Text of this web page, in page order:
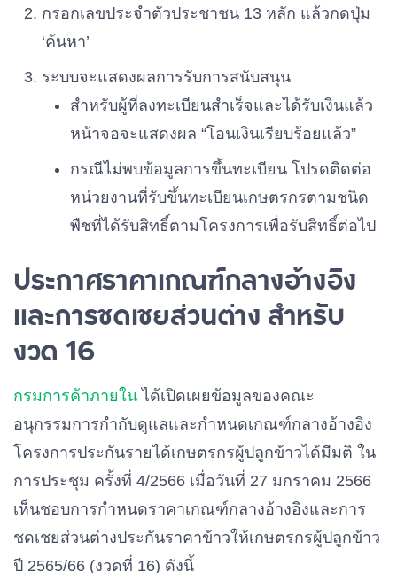
กรอกเลขประจำตัวประชาชน 13 หลัก แล้วกดปุ่ม
‘ค้นหา’
ระบบจะแสดงผลการรับการสนับสนุน
สำหรับผู้ที่ลงทะเบียนสำเร็จและได้รับเงินแล้ว
หน้าจอจะแสดงผล “โอนเงินเรียบร้อยแล้ว”
กรณีไม่พบข้อมูลการขึ้นทะเบียน โปรดติดต่อ
หน่วยงานที่รับขึ้นทะเบียนเกษตรกรตามชนิด
พืชที่ได้รับสิทธิ์ตามโครงการเพื่อรับสิทธิ์ต่อไป
ประกาศราคาเกณฑ์กลางอ้างอิง
และการชดเชยส่วนต่าง สำหรับ
งวด 16
กรมการค้าภายใน ได้เปิดเผยข้อมูลของคณะ
อนุกรรมการกำกับดูแลและกำหนดเกณฑ์กลางอ้างอิง
โครงการประกันรายได้เกษตรกรผู้ปลูกข้าวได้มีมติ ใน
การประชุม ครั้งที่ 4/2566 เมื่อวันที่ 27 มกราคม 2566
เห็นชอบการกำหนดราคาเกณฑ์กลางอ้างอิงและการ
ชดเชยส่วนต่างประกันราคาข้าวให้เกษตรกรผู้ปลูกข้าว
ปี 2565/66 (งวดที่ 16) ดังนี้